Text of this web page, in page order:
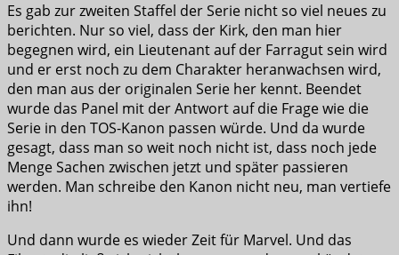
Es gab zur zweiten Staffel der Serie nicht so viel neues zu
berichten. Nur so viel, dass der Kirk, den man hier
begegnen wird, ein Lieutenant auf der Farragut sein wird
und er erst noch zu dem Charakter heranwachsen wird,
den man aus der originalen Serie her kennt. Beendet
wurde das Panel mit der Antwort auf die Frage wie die
Serie in den TOS-Kanon passen würde. Und da wurde
gesagt, dass man so weit noch nicht ist, dass noch jede
Menge Sachen zwischen jetzt und später passieren
werden. Man schreibe den Kanon nicht neu, man vertiefe
ihn!
Und dann wurde es wieder Zeit für Marvel. Und das